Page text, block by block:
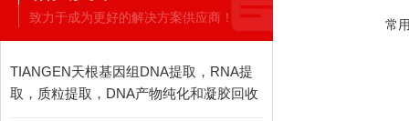
致力于成为更好的解决方案供应商！
TIANGEN天根基因组DNA提取，RNA提
取，质粒提取，DNA产物纯化和凝胶回收
常